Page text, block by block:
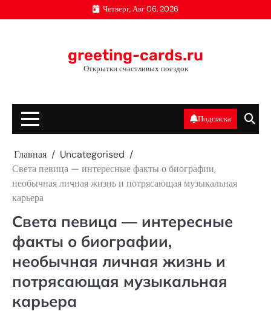
к
Четверг, Авг 06, 2026
greeting-cards.ru
Открытки счастливых поездок
Подписка
Главная
Uncategorised
Света певица — интересные факты о биографии,
необычная личная жизнь и потрясающая музыкальная
карьера
Света певица — интересные
факты о биографии,
необычная личная жизнь и
потрясающая музыкальная
карьера